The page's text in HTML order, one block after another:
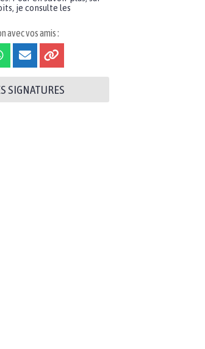
je consulte les
avec vos amis :
SIGNATURES